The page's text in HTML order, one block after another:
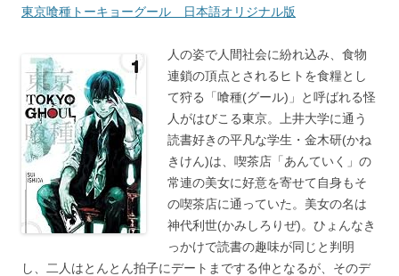
東京喰種トーキョーグール 日本語オリジナル版
人の姿で人間社会に紛れ込み、食物
連鎖の頂点とされるヒトを食糧とし
て狩る「喰種(グール)」と呼ばれる怪
人がはびこる東京。上井大学に通う
読書好きの平凡な学生・金木研(かね
きけん)は、喫茶店「あんていく」の
常連の美女に好意を寄せて自身もそ
の喫茶店に通っていた。美女の名は
神代利世(かみしろりぜ)。ひょんなき
っかけで読書の趣味が同じと判明
し、二人はとんとん拍子にデートまでする仲となるが、そのデ